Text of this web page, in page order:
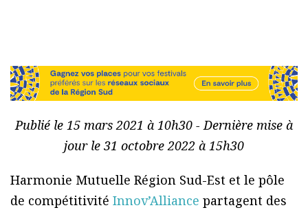
Publié le 15 mars 2021 à 10h30 - Dernière mise à
jour le 31 octobre 2022 à 15h30
Harmonie Mutuelle Région Sud-Est et le pôle
de compétitivité Innov’Alliance partagent des